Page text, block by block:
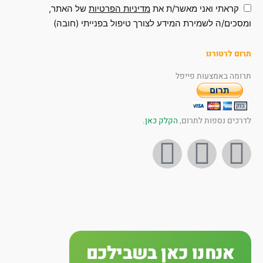
קראתי ואני מאשר/ת אתמדיניות הפרטיותשל האתר,
ה לשמירת המידע לצורך טיפול בפנייתי (חובה)
לרטורנו
באמצעות פייפל
נספות לתרום,הקלק כאן.
F
e
Y
t
I
t
אנחנו כאן בשבילכם